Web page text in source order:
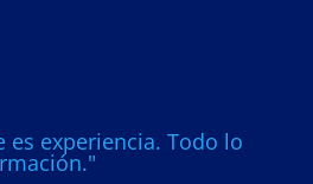
es experiencia. Todo lo